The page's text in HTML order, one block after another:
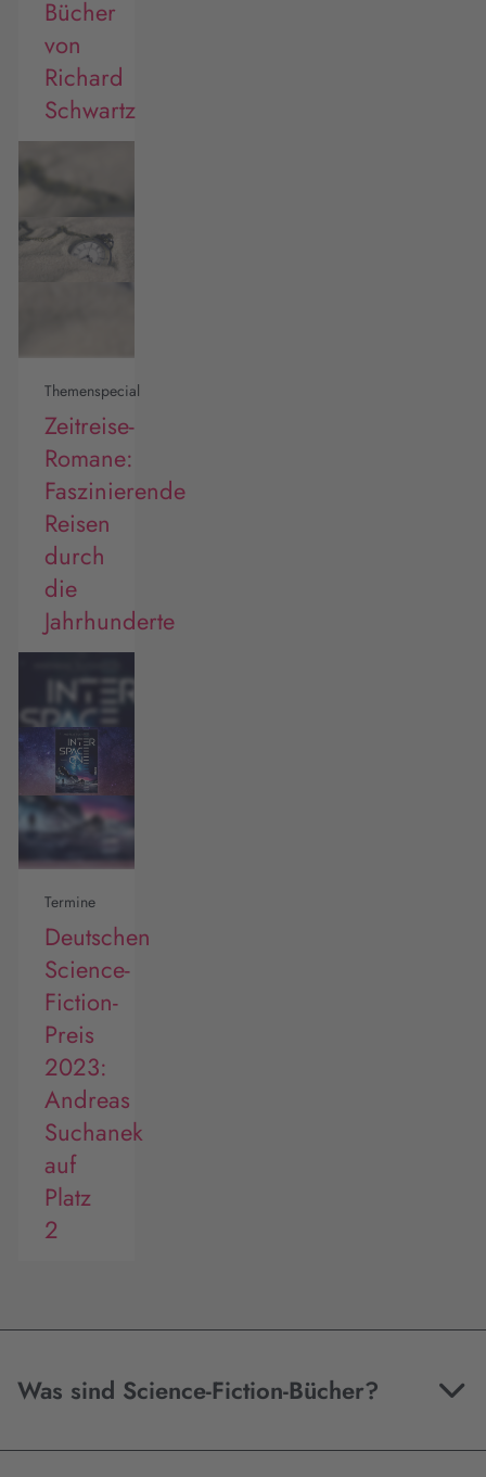
Bücher
von
Richard
Schwartz
Themenspecial
Zeitreise-
Romane:
Faszinierende
Reisen
durch
die
Jahrhunderte
Termine
Deutschen
Science-
Fiction-
Preis
2023:
Andreas
Suchanek
auf
Platz
2
Was sind Science-Fiction-Bücher?